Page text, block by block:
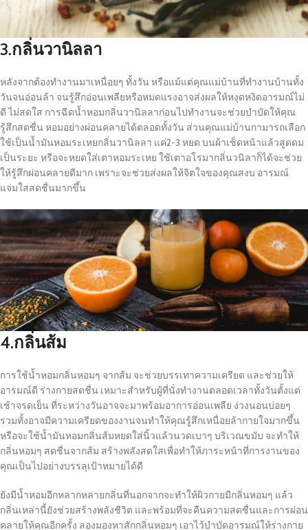
3.กลิ่นวานิลลา
หลังจากต้องทำงานมาเหนื่อยๆ ทั้งวัน หรือแม้แต่คุณแม่บ้านที่ทำงานบ้านทั้ง
วันจนอ่อนล้า จนรู้สึกอ่อนเพลียหรือหมดแรงอาจส่งผลให้หงุดหงิดอารมณ์ไม่
ดี ไม่สดใส การฉีดน้ำหอมกลิ่นวานิลลาก่อนไปทำงานจะช่วยบำบัดให้คุณ
รู้สึกสดชื่น หอมอย่างผ่อนคลายได้ตลอดทั้งวัน ส่วนคุณแม่บ้านกามารถเลือก
ใช้เป็นน้ำมันหอมระเหยกลิ่นวานิลลา แค่2-3 หยด บนผ้าเช็ดหน้าแล้วสูดดม
เป็นระยะ หรือจะหยดใส่เตาหอมระเหย ใช้เตาอโรมากลิ่นวนิลาก็ได้จะช่วย
ให้รู้สึกผ่อนคลายดีมาก เพราะจะช่วยส่งผลให้จิตใจของคุณสงบ อารมณ์
แจ่มใสสดชื่นมากขึ้น
4.กลิ่นส้ม
การใช้น้ำหอมกลิ่นหอมๆ จากส้ม จะช่วยบรรเทาความเครียด และช่วยให้
อารมณ์ดี ร่างกายสดชื่น เหมาะสำหรับผู้ที่นั่งทำงานตลอดเวลาทั้งวันตั้งแต่
เช้าจรดเย็น ที่ระหว่างวันอาจจะมาพร้อมอาการอ่อนเพลีย ง่วงนอนบ่อยๆ
รวมทั้งอาจมีความเครียดของงานจนทำให้คุณรู้สึกเหนื่อยล้ากายใจมากขึ้น
หรือจะใช้น้ำมันหอมกลิ่นส้มหยดใส่นิ้วแล้วนวดเบาๆ บริเวณขมับ จะทำให้
กลิ่นหอมๆ สดชื่นจากส้ม สร้างพลังสดใสเพื่อทำให้ภาระหน้าที่การงานของ
คุณเป็นไปอย่างบรรลุเป้าหมายได้ดี
ยังมีน้ำหอมอีกหลากหลายกลิ่นที่นอกจากจะทำให้ผิวกายมีกลิ่นหอมๆ แล้ว
กลิ่นเหล่านี้ยังช่วยสร้างพลังชีวิต และพร้อมที่จะคืนความสดชื่นและการผ่อน
คลายให้คุณอีกครั้ง ลองมองหาสักกลิ่นหอมๆ เอาไว้บำบัดอารมณ์ให้ร่างกาย